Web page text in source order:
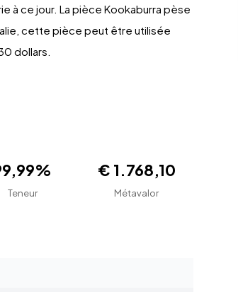
à ce jour. La pièce Kookaburra pèse
cette pièce peut être utilisée
dollars.
Teneur
€ 1.768,10
Métavalor